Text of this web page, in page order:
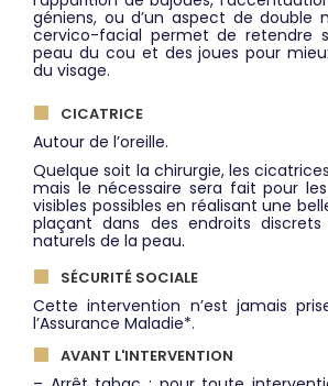
géniens, ou d’un aspect de double
cervico-facial permet de retendre
peau du cou et des joues pour
du visage.
CICATRICE
Autour de l’oreille.
Quelque soit la chirurgie, les
mais le nécessaire sera fait pour
visibles possibles en réalisant une
plaçant dans des endroits
naturels de la peau.
SÉCURITÉ SOCIALE
Cette intervention n’est jamais
l’Assurance Maladie*.
AVANT L'INTERVENTION